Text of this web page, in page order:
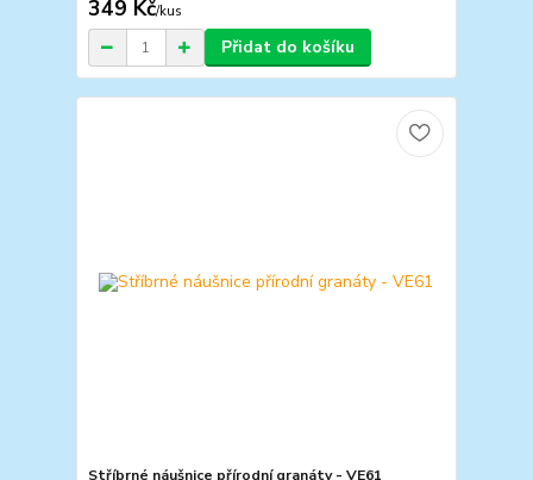
349 Kč/kus
Přidat do košíku
Stříbrné náušnice přírodní granáty - VE61